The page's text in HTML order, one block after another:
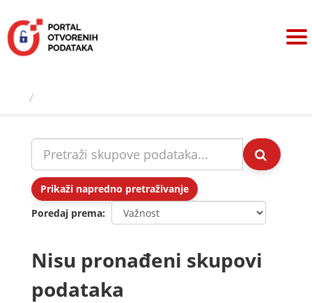
sadržaj
Prikaži napredno pretraživanje
Poredaj prema
Nisu pronađeni skupovi
podataka